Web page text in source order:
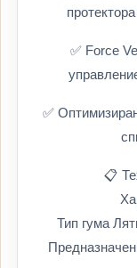
✅ Force
✅
📋
Тип гума